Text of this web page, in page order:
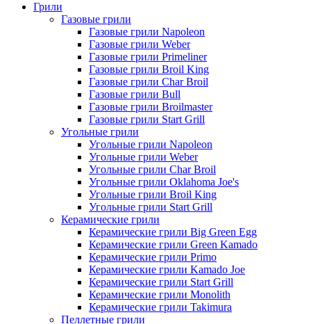
Грили
Газовые грили
Газовые грили Napoleon
Газовые грили Weber
Газовые грили Primeliner
Газовые грили Broil King
Газовые грили Char Broil
Газовые грили Bull
Газовые грили Broilmaster
Газовые грили Start Grill
Угольные грили
Угольные грили Napoleon
Угольные грили Weber
Угольные грили Char Broil
Угольные грили Oklahoma Joe's
Угольные грили Broil King
Угольные грили Start Grill
Керамические грили
Керамические грили Big Green Egg
Керамические грили Green Kamado
Керамические грили Primo
Керамические грили Kamado Joe
Керамические грили Start Grill
Керамические грили Monolith
Керамические грили Takimura
Пеллетные грили